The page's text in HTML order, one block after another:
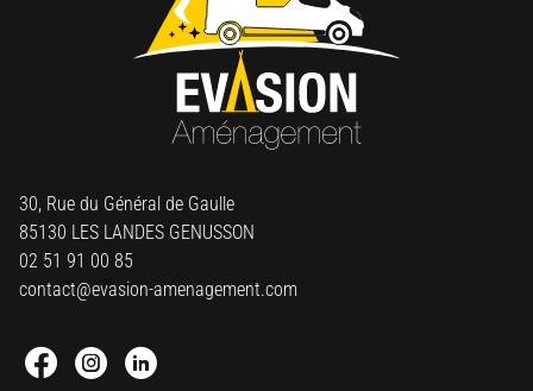
30, Rue du Général de Gaulle
85130 LES LANDES GENUSSON
02 51 91 00 85
contact@evasion-amenagement.com